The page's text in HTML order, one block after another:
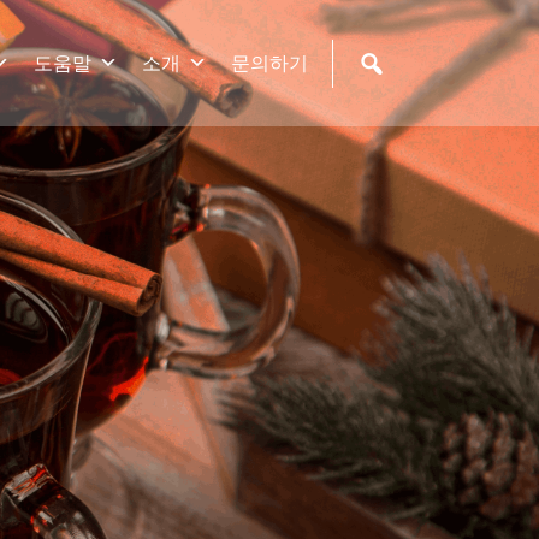
도움말 소개 문의하기